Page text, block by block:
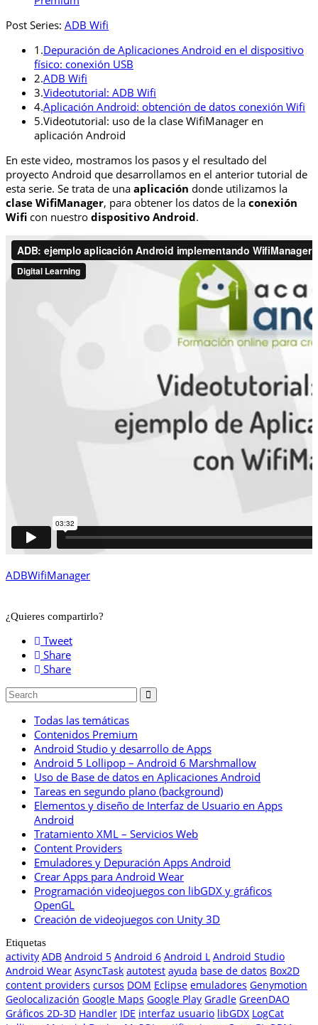
Post Series: ADB Wifi
1.Depuración de Aplicaciones Android en el dispositivo
físico: conexión USB
2.ADB Wifi
3.Videotutorial: ADB Wifi
4.Aplicación Android: obtención de datos conexión Wifi
5.Videotutorial: uso de la clase WifiManager en
aplicación Android
En este video, mostramos los pasos y el resultado del
proyecto Android que desarrollamos en el anterior tutorial de
esta serie. Se trata de una aplicación donde utilizamos la
clase WifiManager, para obtener los datos de la conexión
Wifi con nuestro dispositivo Android.
ADBWifiManager
¿Quieres compartirlo?
Tweet
Share
Share
Todas las temáticas
Contenidos Premium
Android Studio y desarrollo de Apps
Android 5 Lollipop – Android 6 Marshmallow
Uso de Base de datos en Aplicaciones Android
Tareas en segundo plano (background)
Elementos y diseño de Interfaz de Usuario en Apps
Android
Tratamiento XML – Servicios Web
Content Providers
Emuladores y Depuración Apps Android
Crear Apps para Android Wear
Programación videojuegos con libGDX y gráficos
OpenGL
Creación de videojuegos con Unity 3D
Etiquetas
activity ADB Android 5 Android 6 Android L Android Studio
Android Wear AsyncTask autotest ayuda base de datos Box2D
content providers cursos DOM Eclipse emuladores Genymotion
Geolocalización Google Maps Google Play Gradle GreenDAO
Gráficos 2D-3D Handler IDE interfaz usuario libGDX LogCat